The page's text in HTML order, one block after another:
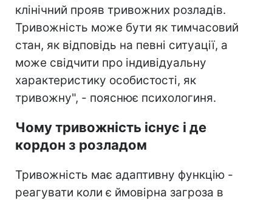
клінічний прояв тривожних розладів.
Тривожність може бути як тимчасовий
стан, як відповідь на певні ситуації, а
може свідчити про індивідуальну
характеристику особистості, як
тривожну", - пояснює психологиня.
Чому тривожність існує і де
кордон з розладом
Тривожність має адаптивну функцію -
реагувати коли є ймовірна загроза в